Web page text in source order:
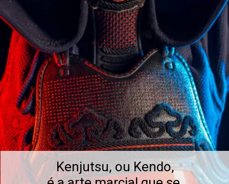
Kenjutsu, ou Kendo,